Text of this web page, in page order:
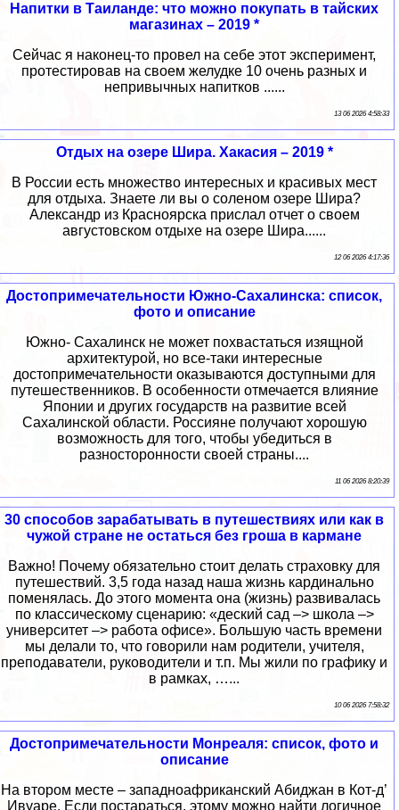
Напитки в Таиланде: что можно покупать в тайских
магазинах – 2019 *
Сейчас я наконец-то провел на себе этот эксперимент,
протестировав на своем желудке 10 очень разных и
непривычных напитков ......
13 06 2026 4:58:33
Отдых на озере Шира. Хакасия – 2019 *
В России есть множество интересных и красивых мест
для отдыха. Знаете ли вы о соленом озере Шира?
Александр из Красноярска прислал отчет о своем
августовском отдыхе на озере Шира......
12 06 2026 4:17:36
Достопримечательности Южно-Сахалинска: список,
фото и описание
Южно- Сахалинск не может похвастаться изящной
архитектурой, но все-таки интересные
достопримечательности оказываются доступными для
путешественников. В особенности отмечается влияние
Японии и других государств на развитие всей
Сахалинской области. Россияне получают хорошую
возможность для того, чтобы убедиться в
разносторонности своей страны....
11 06 2026 8:20:39
30 способов зарабатывать в путешествиях или как в
чужой стране не остаться без гроша в кармане
Важно! Почему обязательно стоит делать страховку для
путешествий. 3,5 года назад наша жизнь кардинально
поменялась. До этого момента она (жизнь) развивалась
по классическому сценарию: «деский сад –> школа –>
университет –> работа офисе». Большую часть времени
мы делали то, что говорили нам родители, учителя,
преподаватели, руководители и т.п. Мы жили по графику и
в рамках, …...
10 06 2026 7:58:32
Достопримечательности Монреаля: список, фото и
описание
На втором месте – западноафриканский Абиджан в Кот-д’
Ивуаре. Если постараться, этому можно найти логичное